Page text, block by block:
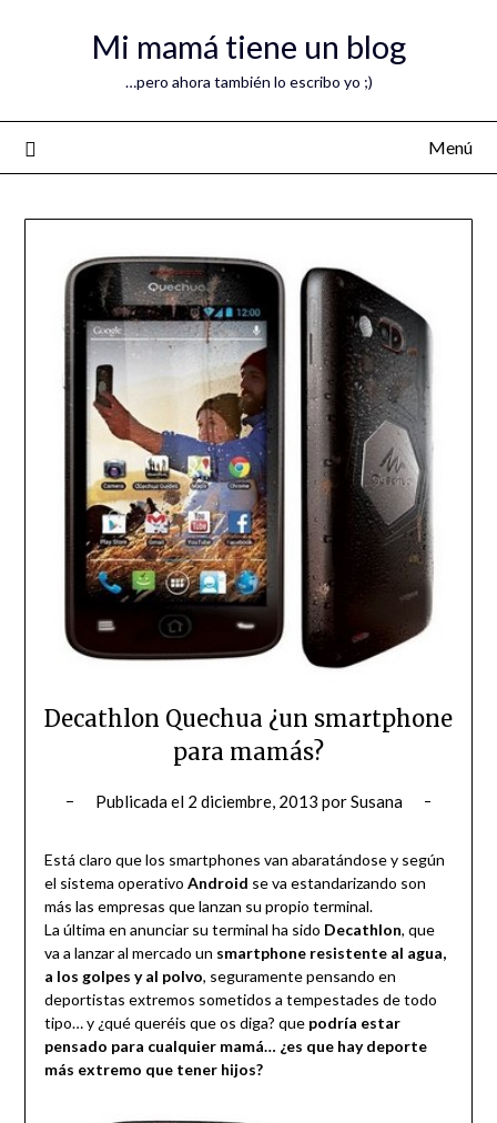
Mi mamá tiene un blog
…pero ahora también lo escribo yo ;)
Menú
Decathlon Quechua ¿un smartphone
para mamás?
Publicada el 2 diciembre, 2013 porSusana
Está claro que los smartphones van abaratándose y según
el sistema operativo Android se va estandarizando son
más las empresas que lanzan su propio terminal.
La última en anunciar su terminal ha sido Decathlon, que
va a lanzar al mercado un smartphone resistente al agua,
a los golpes y al polvo, seguramente pensando en
deportistas extremos sometidos a tempestades de todo
tipo… y ¿qué queréis que os diga? que podría estar
pensado para cualquier mamá… ¿es que hay deporte
más extremo que tener hijos?